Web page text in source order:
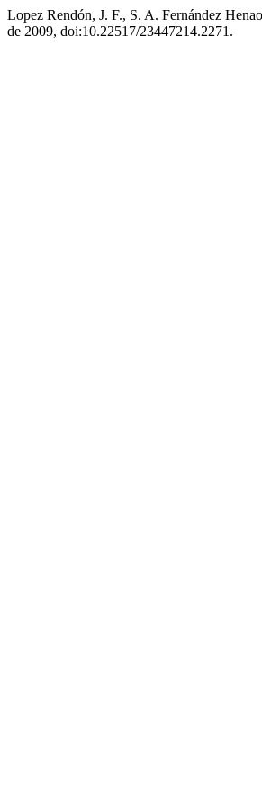
Lopez Rendón, J. F., S. A. Fernández
de 2009, doi:10.22517/23447214.2271.